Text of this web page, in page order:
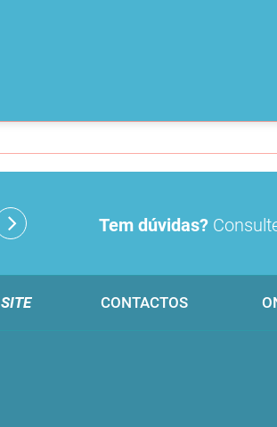
Tem dúvidas?
SITE CONTACTOS